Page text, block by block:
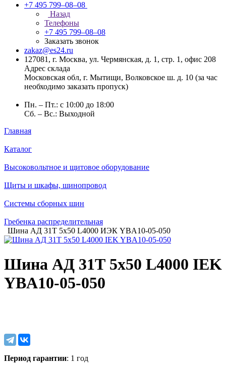
+7 495 799–08–08
Назад
Телефоны
+7 495 799–08–08
Заказать звонок
zakaz@es24.ru
127081, г. Москва, ул. Чермянская, д. 1, стр. 1, офис 208
Адрес склада
Московская обл, г. Мытищи, Волковское ш. д. 10 (за час
необходимо заказать пропуск)
Пн. – Пт.: с 10:00 до 18:00
Сб. – Вс.: Выходной
Главная
Каталог
Высоковольтное и щитовое оборудование
Щиты и шкафы, шинопровод
Системы сборных шин
Гребенка распределительная
Шина АД 31Т 5х50 L4000 ИЭК YBA10-05-050
Шина АД 31Т 5х50 L4000 IEK
YBA10-05-050
Период гарантии: 1 год